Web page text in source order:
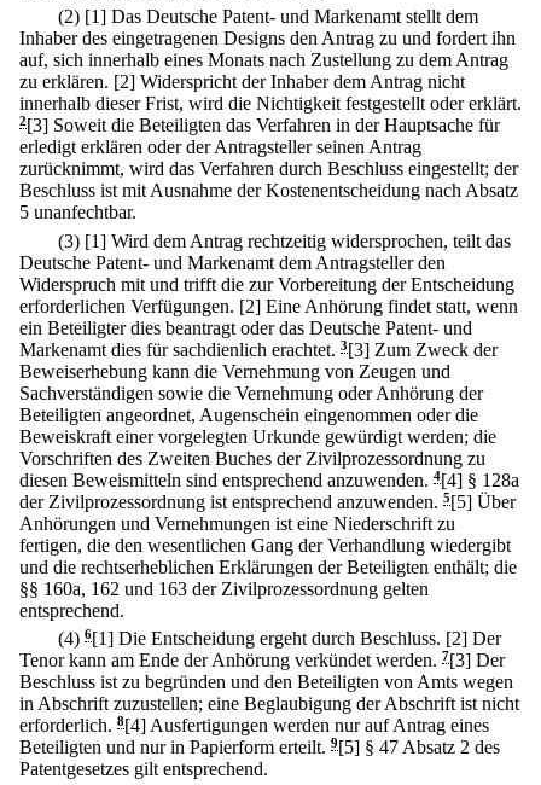
(2) [1] Das Deutsche Patent- und Markenamt stellt dem
Inhaber des eingetragenen Designs den Antrag zu und fordert ihn
auf, sich innerhalb eines Monats nach Zustellung zu dem Antrag
zu erklären. [2] Widerspricht der Inhaber dem Antrag nicht
innerhalb dieser Frist, wird die Nichtigkeit festgestellt oder erklärt.
2[3] Soweit die Beteiligten das Verfahren in der Hauptsache für
erledigt erklären oder der Antragsteller seinen Antrag
zurücknimmt, wird das Verfahren durch Beschluss eingestellt; der
Beschluss ist mit Ausnahme der Kostenentscheidung nach Absatz
5 unanfechtbar.
(3) [1] Wird dem Antrag rechtzeitig widersprochen, teilt das
Deutsche Patent- und Markenamt dem Antragsteller den
Widerspruch mit und trifft die zur Vorbereitung der Entscheidung
erforderlichen Verfügungen. [2] Eine Anhörung findet statt, wenn
ein Beteiligter dies beantragt oder das Deutsche Patent- und
Markenamt dies für sachdienlich erachtet. 3[3] Zum Zweck der
Beweiserhebung kann die Vernehmung von Zeugen und
Sachverständigen sowie die Vernehmung oder Anhörung der
Beteiligten angeordnet, Augenschein eingenommen oder die
Beweiskraft einer vorgelegten Urkunde gewürdigt werden; die
Vorschriften des Zweiten Buches der Zivilprozessordnung zu
diesen Beweismitteln sind entsprechend anzuwenden. 4[4] § 128a
der Zivilprozessordnung ist entsprechend anzuwenden. 5[5] Über
Anhörungen und Vernehmungen ist eine Niederschrift zu
fertigen, die den wesentlichen Gang der Verhandlung wiedergibt
und die rechtserheblichen Erklärungen der Beteiligten enthält; die
§§ 160a, 162 und 163 der Zivilprozessordnung gelten
entsprechend.
(4) 6[1] Die Entscheidung ergeht durch Beschluss. [2] Der
Tenor kann am Ende der Anhörung verkündet werden. 7[3] Der
Beschluss ist zu begründen und den Beteiligten von Amts wegen
in Abschrift zuzustellen; eine Beglaubigung der Abschrift ist nicht
erforderlich. 8[4] Ausfertigungen werden nur auf Antrag eines
Beteiligten und nur in Papierform erteilt. 9[5] § 47 Absatz 2 des
Patentgesetzes gilt entsprechend.